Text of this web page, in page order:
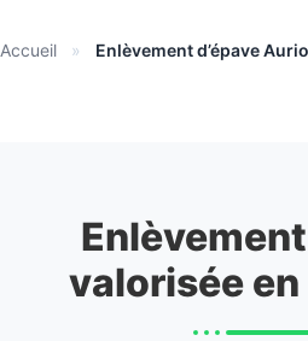
Accueil » Enlèvement d’épave
valorisée en